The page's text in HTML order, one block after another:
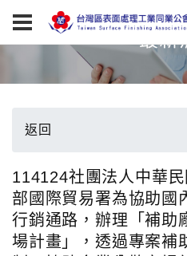
最新
返回
114124社團法人中華
部國際貿易署為協助國
行銷通路，辦理「補助
場計畫」，透過專案補